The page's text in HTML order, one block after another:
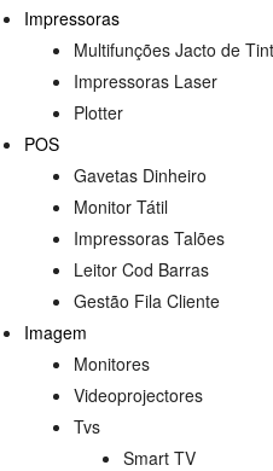
Impressoras
Multifunções Jacto de
Impressoras Laser
Plotter
POS
Gavetas Dinheiro
Monitor Tátil
Impressoras Talões
Leitor Cod Barras
Gestão Fila Cliente
Imagem
Monitores
Videoprojectores
Tvs
Smart TV